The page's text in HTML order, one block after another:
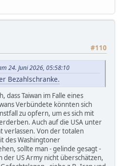
#110
24. Juni 2026, 05:58:10
Bezahlschranke.
dass Taiwan im Falle eines
Verbündete könnten sich
zu opfern, um es sich mit
Auch auf die USA unter
verlassen. Von der totalen
des Washingtoner
sollte man - gelinde gesagt -
der US Army nicht überschätzen,